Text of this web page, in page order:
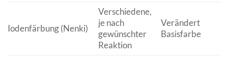
Iodenfärbung (Nenki)
Verschiedene,
je nach
gewünschter
Reaktion
Verändert
Basisfarbe